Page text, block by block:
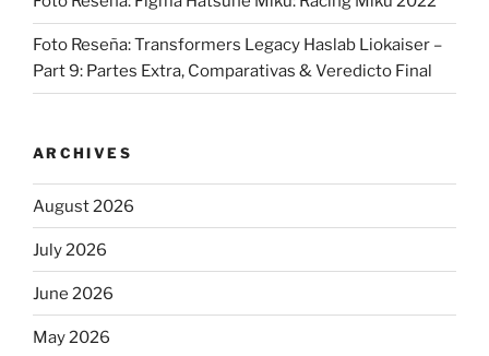
Foto Reseña: Transformers Legacy Haslab Liokaiser –
Part 9: Partes Extra, Comparativas & Veredicto Final
ARCHIVES
August 2026
July 2026
June 2026
May 2026